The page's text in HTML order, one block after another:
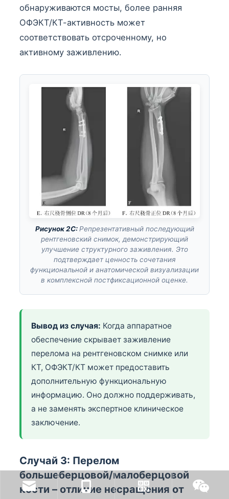
обнаруживаются мосты, более ранняя
ОФЭКТ/КТ-активность может
соответствовать отсроченному, но
активному заживлению.
Рисунок 2C:Репрезентативный последующий
рентгеновский снимок, демонстрирующий
улучшение структурного заживления. Это
подтверждает ценность сочетания
функциональной и анатомической визуализации
в комплексной постфиксационной оценке.
Вывод из случая: Когда аппаратное
обеспечение скрывает заживление
перелома на рентгеновском снимке или
КТ, ОФЭКТ/КТ может предоставить
дополнительную функциональную
информацию. Оно должно поддерживать,
а не заменять экспертное клиническое
заключение.
Случай 3: Перелом
большеберцовой/малоберцовой
кости – отличие несращения от